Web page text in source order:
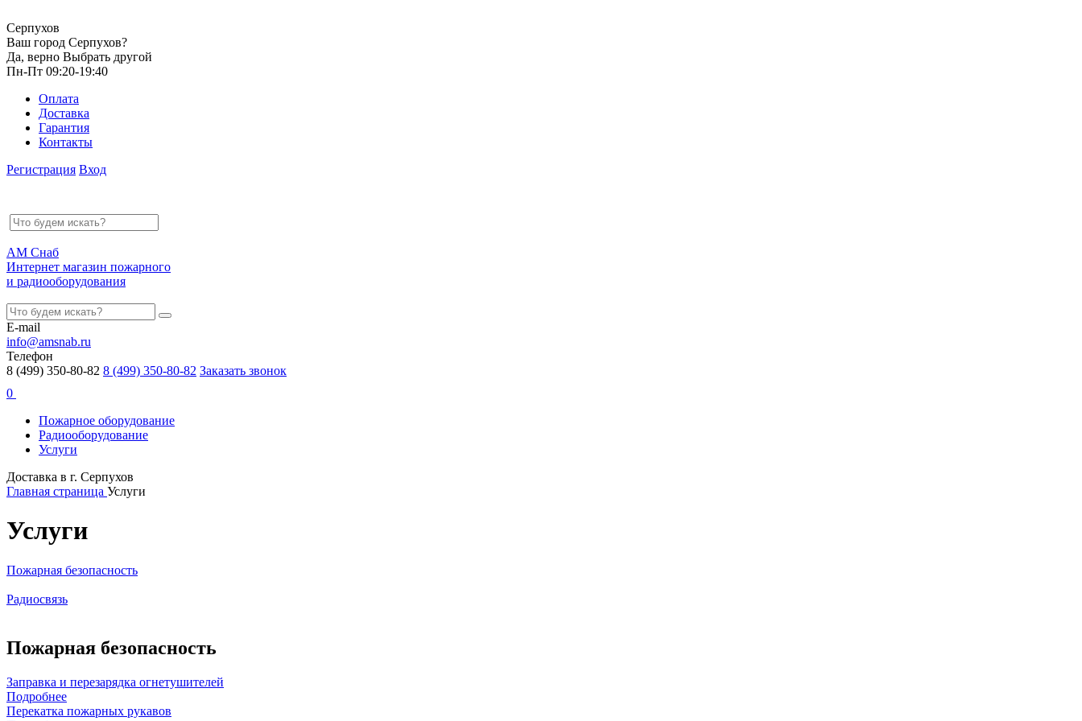
Серпухов
Ваш город Серпухов?
Да, верно Выбрать другой
Пн-Пт 09:20-19:40
Оплата
Доставка
Гарантия
Контакты
Регистрация Вход
АМ Снаб
Интернет магазин пожарного
и радиооборудования
E-mail
info@amsnab.ru
Телефон
8 (499) 350-80-82 8 (499) 350-80-82 Заказать звонок
0
Пожарное оборудование
Радиооборудование
Услуги
Доставка в г. Серпухов
Главная страница Услуги
Услуги
Пожарная безопасность
Радиосвязь
Пожарная безопасность
Заправка и перезарядка огнетушителей
Подробнее
Перекатка пожарных рукавов